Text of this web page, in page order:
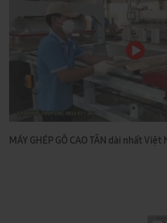
MÁY GHÉP GỖ CAO TẦN dài nhất